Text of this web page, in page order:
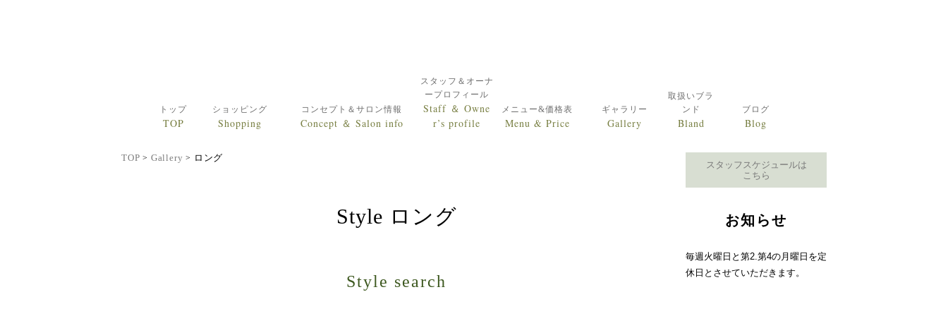
トップ
TOP
ショッピング
Shopping
コンセプト＆サロン情報
Concept ＆ Salon info
スタッフ＆オーナ
ープロフィール
Staff ＆ Owne
r’s profile
メニュー&価格表
Menu & Price
ギャラリー
Gallery
取扱いブラ
ンド
Bland
ブログ
Blog
TOP > Gallery > ロング
Style ロング
Style search
スタッフスケジュールは
こちら
お知らせ
毎週火曜日と第2.第4の月曜日を定
休日とさせていただきます。